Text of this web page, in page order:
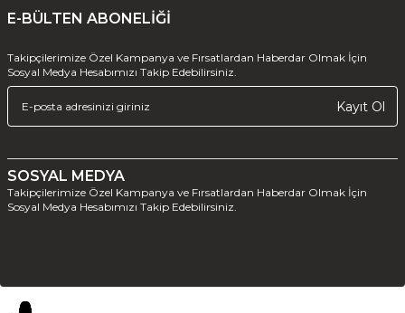
E-BÜLTEN ABONELİĞİ
Takipçilerimize Özel Kampanya ve Fırsatlardan Haberdar Olmak İçin
Sosyal Medya Hesabımızı Takip Edebilirsiniz.
Kayıt Ol
SOSYAL MEDYA
Takipçilerimize Özel Kampanya ve Fırsatlardan Haberdar Olmak İçin
Sosyal Medya Hesabımızı Takip Edebilirsiniz.